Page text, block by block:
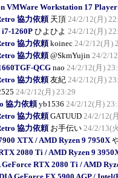
VMWare Workstation 17 Player
協力依頼 天頂 24/2/12(月)
1260P ひよひよ 24/2/12(月)
協力依頼koinec 24/2/12(月)
協力依頼@SkmYujin 24/2/
QCG nao 24/2/12(月)
協力依頼友紀 24/2/12(月)
24/2/12(月) 23:29
協力依頼 yb1536 24/2/12(月)
協力依頼GATUUD 24/2/12(
協力依頼 お手伝い 24/2/13(
XTX / AMD Ryzen 9 7950X
2080 Ti / AMD Ryzen 9
RTX 2080 Ti / AMD